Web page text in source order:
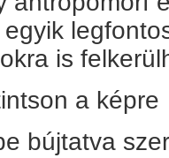
is
a képre
bújtatva